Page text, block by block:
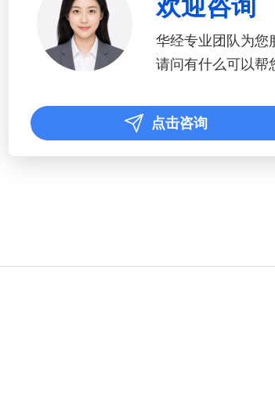
欢迎咨询
华经专业团队为您
请问有什么可以帮
点击咨询